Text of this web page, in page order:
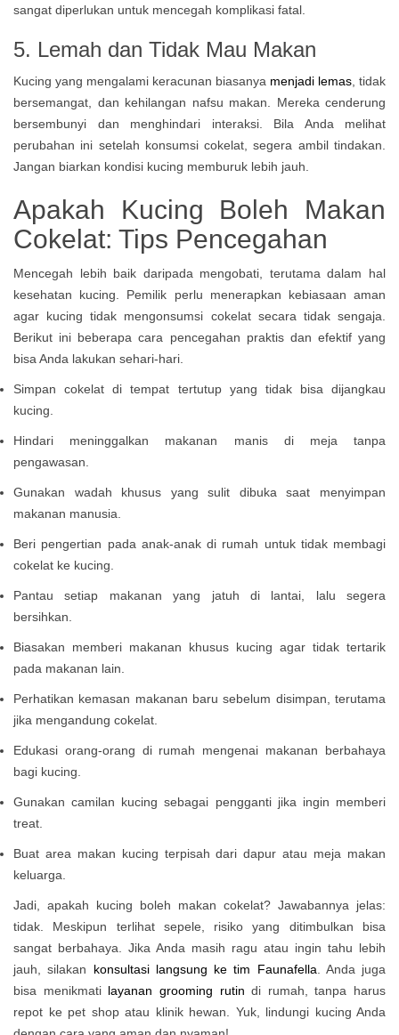
sangat diperlukan untuk mencegah komplikasi fatal.
5. Lemah dan Tidak Mau Makan
Kucing yang mengalami keracunan biasanya menjadi lemas, tidak
bersemangat, dan kehilangan nafsu makan. Mereka cenderung
bersembunyi dan menghindari interaksi. Bila Anda melihat
perubahan ini setelah konsumsi cokelat, segera ambil tindakan.
Jangan biarkan kondisi kucing memburuk lebih jauh.
Apakah Kucing Boleh Makan
Cokelat: Tips Pencegahan
Mencegah lebih baik daripada mengobati, terutama dalam hal
kesehatan kucing. Pemilik perlu menerapkan kebiasaan aman
agar kucing tidak mengonsumsi cokelat secara tidak sengaja.
Berikut ini beberapa cara pencegahan praktis dan efektif yang
bisa Anda lakukan sehari-hari.
Simpan cokelat di tempat tertutup yang tidak bisa dijangkau
kucing.
Hindari meninggalkan makanan manis di meja tanpa
pengawasan.
Gunakan wadah khusus yang sulit dibuka saat menyimpan
makanan manusia.
Beri pengertian pada anak-anak di rumah untuk tidak membagi
cokelat ke kucing.
Pantau setiap makanan yang jatuh di lantai, lalu segera
bersihkan.
Biasakan memberi makanan khusus kucing agar tidak tertarik
pada makanan lain.
Perhatikan kemasan makanan baru sebelum disimpan, terutama
jika mengandung cokelat.
Edukasi orang-orang di rumah mengenai makanan berbahaya
bagi kucing.
Gunakan camilan kucing sebagai pengganti jika ingin memberi
treat.
Buat area makan kucing terpisah dari dapur atau meja makan
keluarga.
Jadi, apakah kucing boleh makan cokelat? Jawabannya jelas:
tidak. Meskipun terlihat sepele, risiko yang ditimbulkan bisa
sangat berbahaya. Jika Anda masih ragu atau ingin tahu lebih
jauh, silakan konsultasi langsung ke tim Faunafella. Anda juga
bisa menikmati layanan grooming rutin di rumah, tanpa harus
repot ke pet shop atau klinik hewan. Yuk, lindungi kucing Anda